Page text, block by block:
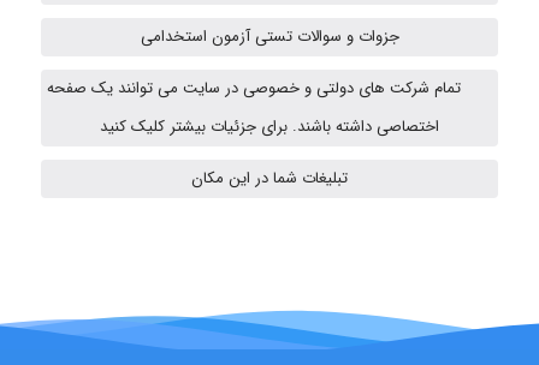
HaddadiMahsa
USER124
جزوات و سوالات تستی آزمون استخدامی
تمام شرکت های دولتی و خصوصی در سایت می توانند یک صفحه
اختصاصی داشته باشند. برای جزئیات بیشتر کلیک کنید
تبلیغات شما در این مکان